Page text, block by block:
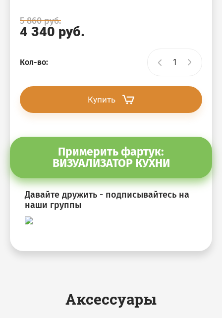
5 860руб.
4 340 руб.
Кол-во:
Купить
Примерить фартук:
ВИЗУАЛИЗАТОР КУХНИ
Давайте дружить - подписывайтесь на
наши группы
Аксессуары